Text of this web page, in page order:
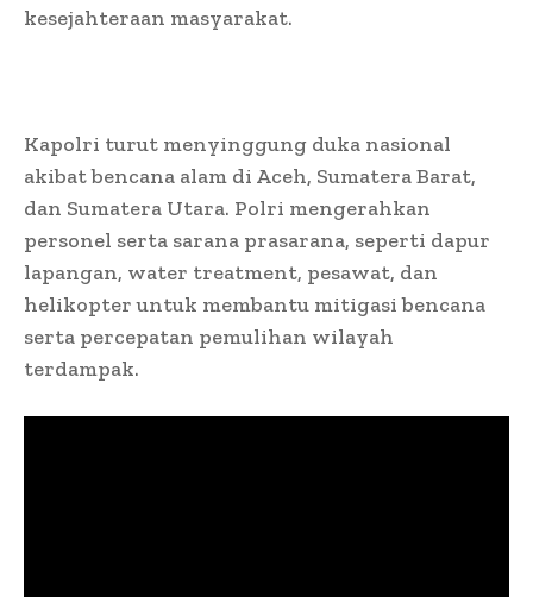
kesejahteraan masyarakat.
Kapolri turut menyinggung duka nasional
akibat bencana alam di Aceh, Sumatera Barat,
dan Sumatera Utara. Polri mengerahkan
personel serta sarana prasarana, seperti dapur
lapangan, water treatment, pesawat, dan
helikopter untuk membantu mitigasi bencana
serta percepatan pemulihan wilayah
terdampak.